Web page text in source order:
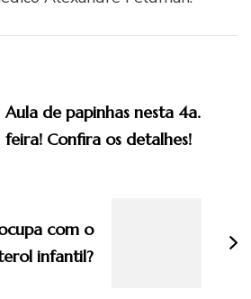
Aula de papinhas nesta 4a.
feira! Confira os detalhes!
com o
infantil?